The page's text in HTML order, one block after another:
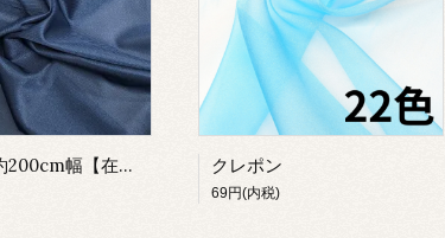
レニエル約200cm幅【在庫限り】 クレポン
69円(内税)